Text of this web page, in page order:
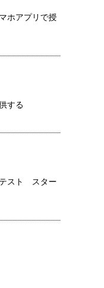
ホアプリで授
する
テスト スター